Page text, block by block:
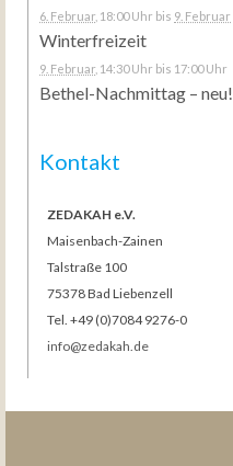
6. Februar , 18:00 Uhr bis 9. Februar
Winterfreizeit
9. Februar , 14:30 Uhr bis 17:00 Uhr
Bethel-Nachmittag – neu!
Kontakt
ZEDAKAH e.V.
Maisenbach-Zainen
Talstraße 100
75378 Bad Liebenzell
Tel. +49 (0)7084 9276-0
info@zedakah.de